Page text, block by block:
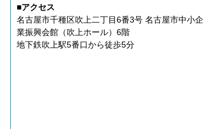
■アクセス
名古屋市千種区吹上二丁目6番3号 名古屋市中小企
業振興会館（吹上ホール）6階
地下鉄吹上駅5番口から徒歩5分